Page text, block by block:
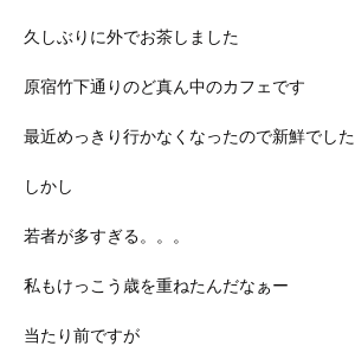
久しぶりに外でお茶しました
原宿竹下通りのど真ん中のカフェです
最近めっきり行かなくなったので新鮮でした
しかし
若者が多すぎる。。。
私もけっこう歳を重ねたんだなぁー
当たり前ですが